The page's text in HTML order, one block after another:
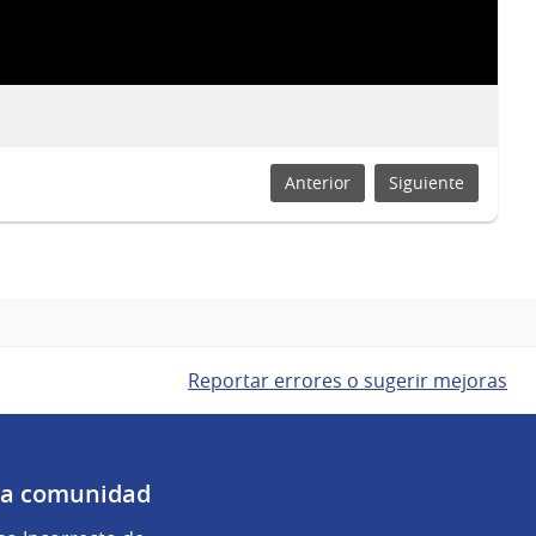
Anterior Siguiente
Reportar errores o sugerir mejoras
comunidad